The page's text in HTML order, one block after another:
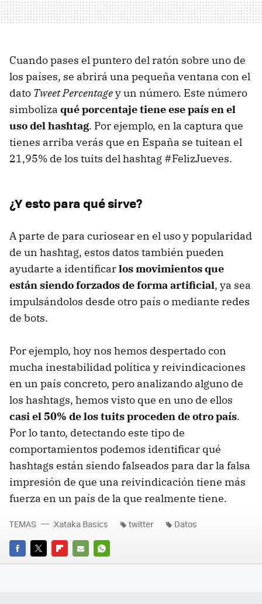
Cuando pases el puntero del ratón sobre uno de
los países, se abrirá una pequeña ventana con el
dato Tweet Percentagey un número. Este número
simboliza qué porcentaje tiene ese país en el
uso del hashtag. Por ejemplo, en la captura que
tienes arriba verás que en España se tuitean el
21,95% de los tuits del hashtag #FelizJueves.
¿Y esto para qué sirve?
A parte de para curiosear en el uso y popularidad
de un hashtag, estos datos también pueden
ayudarte a identificarlos movimientos que
están siendo forzados de forma artificial, ya sea
impulsándolos desde otro país o mediante redes
de bots.
Por ejemplo, hoy nos hemos despertado con
mucha inestabilidad política y reivindicaciones
en un país concreto, pero analizando alguno de
los hashtags, hemos visto que en uno de ellos
casi el 50% de los tuits proceden de otro país.
Por lo tanto, detectando este tipo de
comportamientos podemos identificar qué
hashtags están siendo falseados para dar la falsa
impresión de que una reivindicación tiene más
fuerza en un país de la que realmente tiene.
FACEBOOK
TWITTERFLIPBOARD
E-
WHATSAPP
TEMAS Xataka Basics twitter Datos